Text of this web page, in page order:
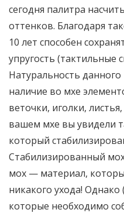
сегодня палитра
оттенков. Благодаря
10 лет способен
упругость (тактильные
Натуральность
наличие во мхе
веточки, иголки,
вашем мхе вы увидели
который
Стабилизированный
мох — материал,
никакого ухода! Однако
которые необходимо